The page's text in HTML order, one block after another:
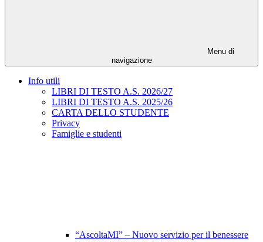
Menu di
navigazione
Info utili
LIBRI DI TESTO A.S. 2026/27
LIBRI DI TESTO A.S. 2025/26
CARTA DELLO STUDENTE
Privacy
Famiglie e studenti
“AscoltaMI” – Nuovo servizio per il benessere